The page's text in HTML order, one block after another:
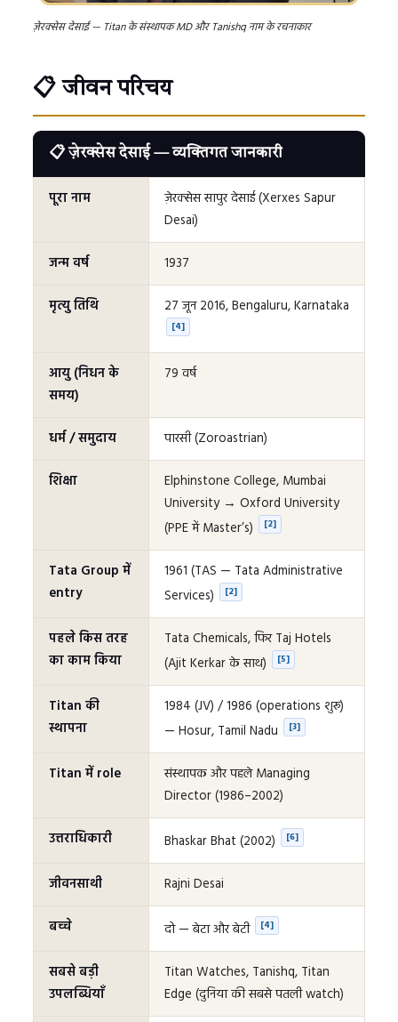
ज़ेरक्सेस देसाई — Titan के संस्थापक MD और Tanishq नाम के रचनाकार
📋 जीवन परिचय
📋 ज़ेरक्सेस देसाई — व्यक्तिगत जानकारी
पूरा नाम
ज़ेरक्सेस सापुर देसाई (Xerxes Sapur
Desai)
जन्म वर्ष 1937
मृत्यु तिथि 27 जून 2016, Bengaluru, Karnataka
[4]
आयु (निधन के
समय)
79 वर्ष
धर्म / समुदाय पारसी (Zoroastrian)
शिक्षा
Elphinstone College, Mumbai
University → Oxford University
(PPE में Master’s)
[2]
Tata Group में
entry
1961 (TAS — Tata Administrative
Services)
[2]
पहले किस तरह
का काम किया
Tata Chemicals, फिर Taj Hotels
(Ajit Kerkar के साथ)
[5]
Titan की
स्थापना
1984 (JV) / 1986 (operations शुरू)
— Hosur, Tamil Nadu
[3]
Titan में role
संस्थापक और पहले Managing
Director (1986–2002)
उत्तराधिकारी Bhaskar Bhat (2002) [6]
जीवनसाथी Rajni Desai
बच्चे दो — बेटा और बेटी [4]
सबसे बड़ी
उपलब्धियाँ
Titan Watches, Tanishq, Titan
Edge (दुनिया की सबसे पतली watch)